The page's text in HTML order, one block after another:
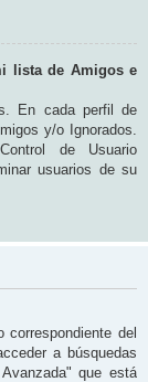
lista de Amigos e
En cada perfil de
y/o Ignorados.
de Usuario
usuarios de su
correspondiente del
a búsquedas
que está